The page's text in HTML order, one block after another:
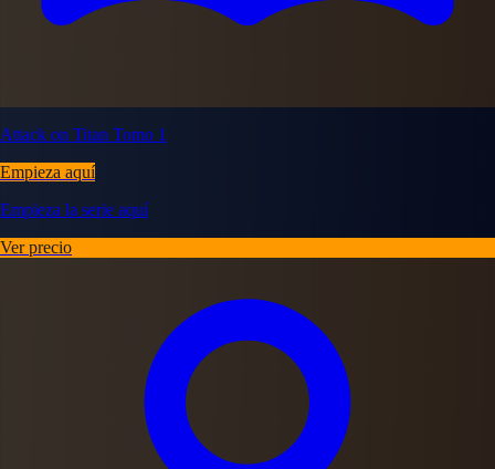
Attack on Titan Tomo 1
Empieza aquí
Empieza la serie aquí
Ver precio